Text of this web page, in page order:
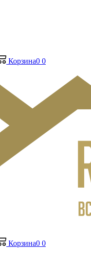
Корзина0 0
Корзина0 0